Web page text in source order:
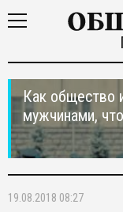
Как общество
мужчинами,
19.08.2018 08:27